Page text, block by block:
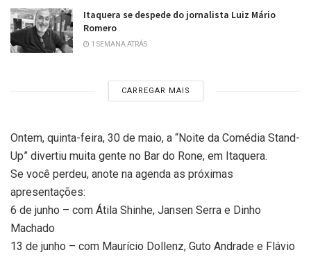
Itaquera se despede do jornalista Luiz Mário
Romero
1 SEMANA ATRÁS
CARREGAR MAIS
Ontem, quinta-feira, 30 de maio, a “Noite da Comédia Stand-
Up” divertiu muita gente no Bar do Rone, em Itaquera.
Se você perdeu, anote na agenda as próximas
apresentações:
6 de junho – com Átila Shinhe, Jansen Serra e Dinho
Machado
13 de junho – com Maurício Dollenz, Guto Andrade e Flávio